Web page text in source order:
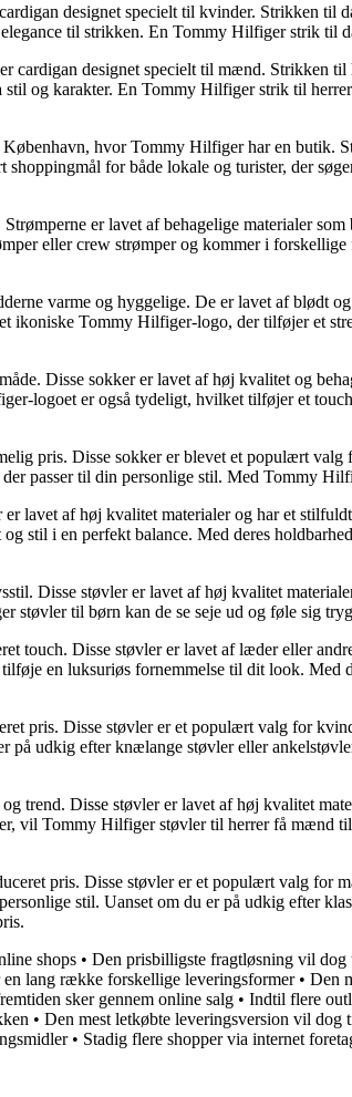
designet specielt til kvinder. Strikken til
til strikken. En Tommy Hilfiger strik til
designet specielt til mænd. Strikken til
og karakter. En Tommy Hilfiger strik til
hvor Tommy Hilfiger har en butik.
for både lokale og turister, der
er lavet af behagelige materialer
eller crew strømper og kommer i
varme og hyggelige. De er lavet af blødt
ikoniske Tommy Hilfiger-logo, der tilføjer et
Disse sokker er lavet af høj kvalitet og
logoet er også tydeligt, hvilket tilføjer et
pris. Disse sokker er blevet et populært
passer til din personlige stil. Med Tommy
lavet af høj kvalitet materialer og har et
i en perfekt balance. Med deres
Disse støvler er lavet af høj kvalitet
til børn kan de se seje ud og føle sig
touch. Disse støvler er lavet af læder eller
en luksuriøs fornemmelse til dit look. Med
pris. Disse støvler er et populært valg for
udkig efter knælange støvler eller
trend. Disse støvler er lavet af høj kvalitet
vil Tommy Hilfiger støvler til herrer få mænd
pris. Disse støvler er et populært valg for
stil. Uanset om du er på udkig efter
shops • Den prisbilligste fragtløsning vil
lang række forskellige leveringsformer• Den
sker gennem online salg • Indtil flere
• Den mest letkøbte leveringsversion vil
• Stadig flere shopper via internet